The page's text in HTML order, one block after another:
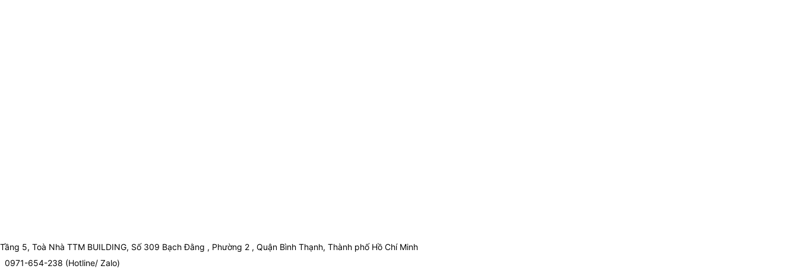
Tầng 5, Toà Nhà TTM BUILDING, Số 309 Bạch Đằng , Phường 2 , Quận Bình Thạnh, Thành phố Hồ Chí Minh
0971-654-238 (Hotline/ Zalo)